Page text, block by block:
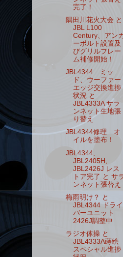
完了！
隅田川花火大会 と
JBL L100
Century、アン
ーボルト設置及
びグリルフレー
ム補修開始！
JBL4344 ミッ
ド、ウーファー
エッジ交換進捗
状況 と
JBL4333A サラ
ンネット生地張
り替え
JBL4344修理 オ
イルを塗布！
JBL4344,
JBL2405H,
JBL2426J レス
トア完了 と サ
ンネット張替え
梅雨明け？ と
JBL4344 ドライ
バーユニット
2426J調整中
ラジオ体操 と
JBL4333A蒔絵
スペシャル進捗